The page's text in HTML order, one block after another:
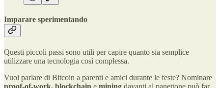
Imparare sperimentando
Questi piccoli passi sono utili per capire quanto sia semplice
utilizzare una tecnologia così complessa.
Vuoi parlare di Bitcoin a parenti e amici durante le feste? Nominare
proof-of-work, blockchain e mining davanti al panettone può far